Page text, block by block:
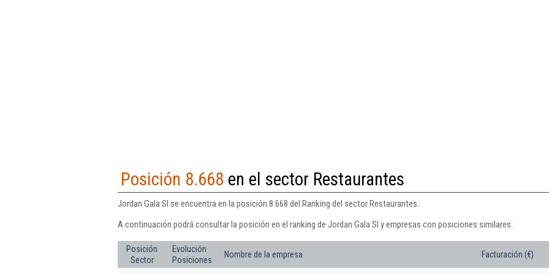
Posición 8.668 en el sector Restaurantes
Jordan Gala Sl se encuentra en la posición 8.668 del Ranking del sector Restaurantes.
A continuación podrá consultar la posición en el ranking de Jordan Gala Sl y empresas con posiciones similares:
Posición
Sector
Evolución
Posiciones
Nombre de la empresa Facturación (€)